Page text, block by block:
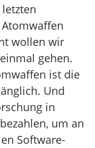
wollen wir
gehen.
ist die
Und
in
um an
Software-